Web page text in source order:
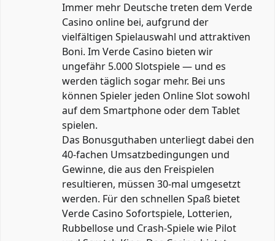
Immer mehr Deutsche treten dem Verde
Casino online bei, aufgrund der
vielfältigen Spielauswahl und attraktiven
Boni. Im Verde Casino bieten wir
ungefähr 5.000 Slotspiele — und es
werden täglich sogar mehr. Bei uns
können Spieler jeden Online Slot sowohl
auf dem Smartphone oder dem Tablet
spielen.
Das Bonusguthaben unterliegt dabei den
40-fachen Umsatzbedingungen und
Gewinne, die aus den Freispielen
resultieren, müssen 30-mal umgesetzt
werden. Für den schnellen Spaß bietet
Verde Casino Sofortspiele, Lotterien,
Rubbellose und Crash-Spiele wie Pilot